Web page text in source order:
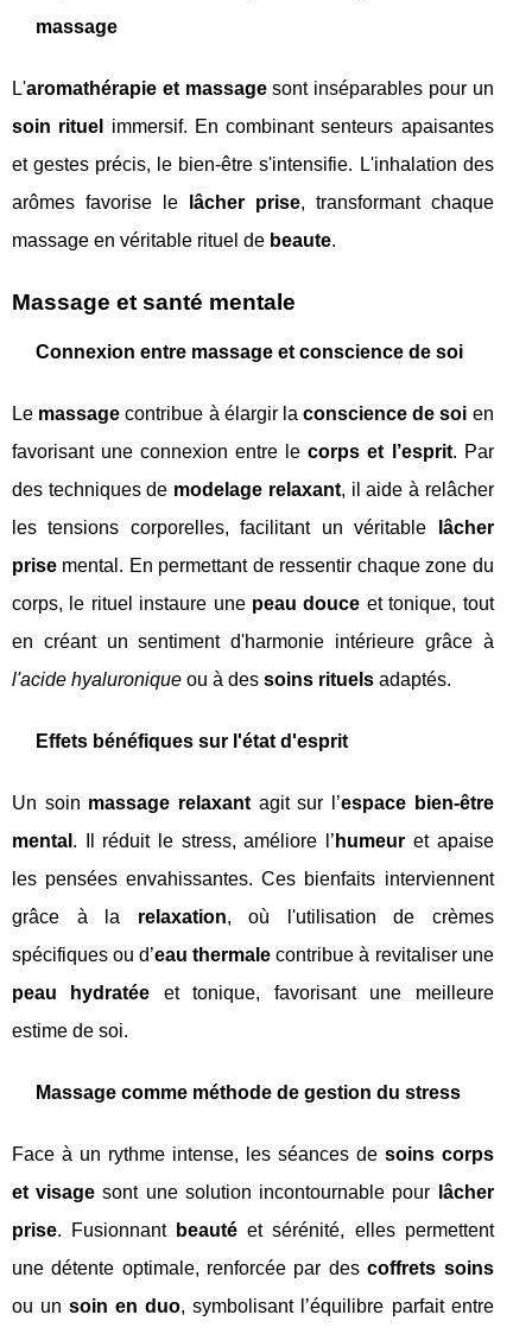
massage
L'aromathérapie et massagesont inséparables pour un
soin rituel
immersif. En combinant senteurs apaisantes
et gestes précis, le bien-être s'intensifie. L'inhalation des
arômes favorise le
lâcher prise, transformant chaque
massage en véritable rituel de beaute.
Massage et santé mentale
Connexion entre massage et conscience de soi
Le massage contribue à élargir laconscience de soi en
favorisant une connexion entre lecorps et l’esprit. Par
des techniques de modelage relaxant, il aide à relâcher
les tensions corporelles, facilitant un véritable
lâcher
prise mental. En permettant de ressentir chaque zone du
corps, le rituel instaure une peau douce et tonique, tout
en créant un sentiment d'harmonie intérieure grâce à
l'acide hyaluronique ou à des soins rituels adaptés.
Effets bénéfiques sur l'état d'esprit
Un soin massage relaxantagit sur l’espace bien-être
mental . Il réduit le stress, améliore l’ humeur et apaise
les pensées envahissantes. Ces bienfaits interviennent
grâce à la relaxation, où l'utilisation de crèmes
spécifiques ou d’eau thermale contribue à revitaliser une
peau hydratée et tonique, favorisant une meilleure
estime de soi.
Massage comme méthode de gestion du stress
Face à un rythme intense, les séances de soins corps
et visage sont une solution incontournable pour
lâcher
prise. Fusionnant beauté et sérénité, elles permettent
une détente optimale, renforcée par descoffrets soins
ou unsoin en duo, symbolisant l’équilibre parfait entre